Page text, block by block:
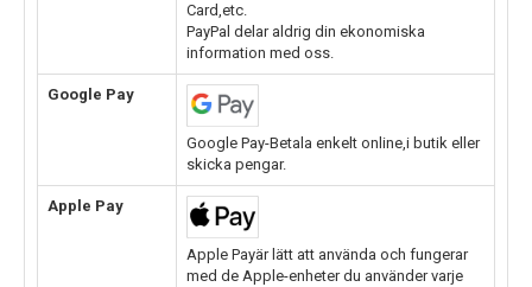
Card,etc.
PayPal delar aldrig din ekonomiska
information med oss.
Google Pay
Google Pay-Betala enkelt online,i butik eller
skicka pengar.
Apple Pay
Apple Payär lätt att använda och fungerar
med de Apple-enheter du använder varje